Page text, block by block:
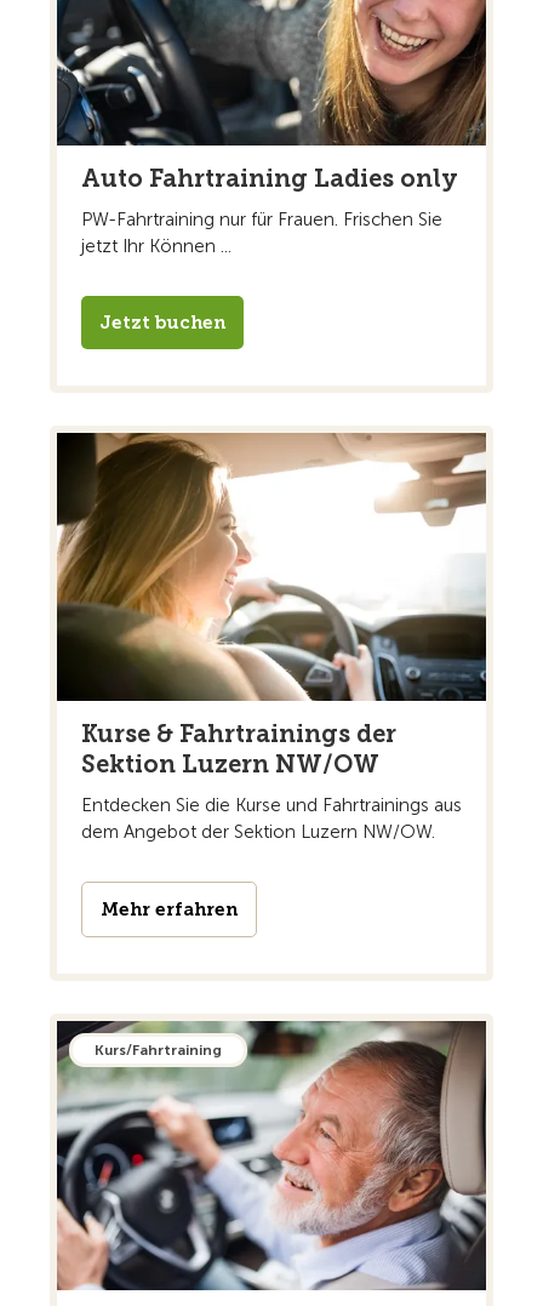
Auto Fahrtraining Ladies only
PW-Fahrtraining nur für Frauen. Frischen Sie
jetzt Ihr Können ...
Jetzt buchen
Kurse & Fahrtrainings der
Sektion Luzern NW/OW
Entdecken Sie die Kurse und Fahrtrainings aus
dem Angebot der Sektion Luzern NW/OW.
Mehr erfahren
Kurs/Fahrtraining